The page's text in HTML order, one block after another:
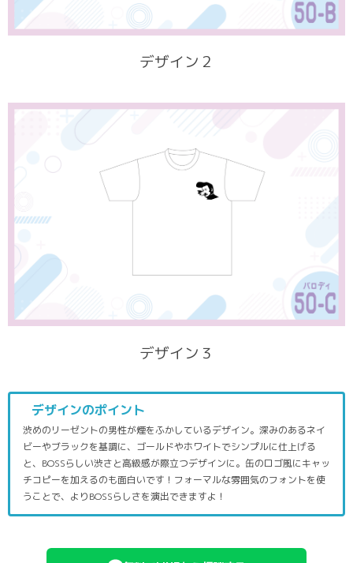
デザイン２
デザイン３
デザインのポイント
渋めのリーゼントの男性が煙をふかしているデザイン。深みのあるネイ
ビーやブラックを基調に、ゴールドやホワイトでシンプルに仕上げる
と、BOSSらしい渋さと高級感が際立つデザインに。缶のロゴ風にキャッ
チコピーを加えるのも面白いです！フォーマルな雰囲気のフォントを使
うことで、よりBOSSらしさを演出できますよ！